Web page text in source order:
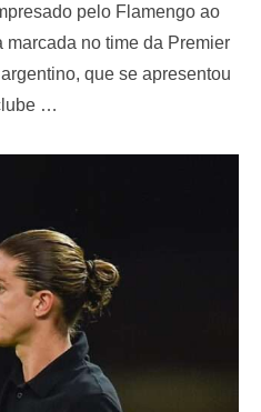
pelo Flamengo ao
marcada no time da Premier
que se apresentou
…